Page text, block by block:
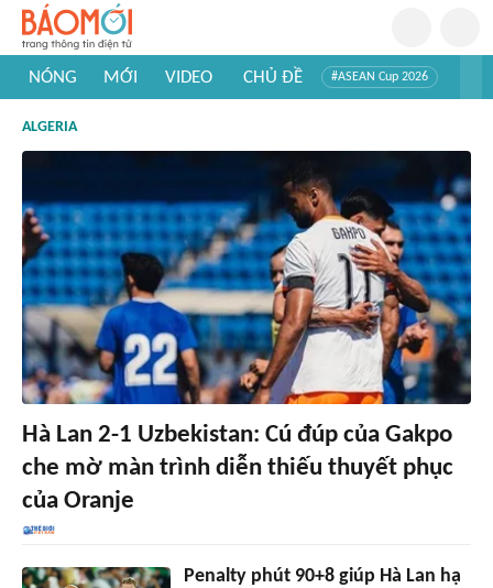
NÓNG MỚI VIDEO CHỦ ĐỀ #ASEAN Cup 2026
#Khám phá thế giới
ALGERIA
Hà Lan 2-1 Uzbekistan: Cú đúp của Gakpo
che mờ màn trình diễn thiếu thuyết phục
của Oranje
Penalty phút 90+8 giúp Hà Lan hạ